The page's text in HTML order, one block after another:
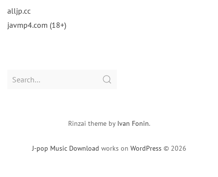
alljp.cc
javmp4.com (18+)
Search
J-pop Music Download works on WordPress © 2026
Rinzai theme by Ivan Fonin.